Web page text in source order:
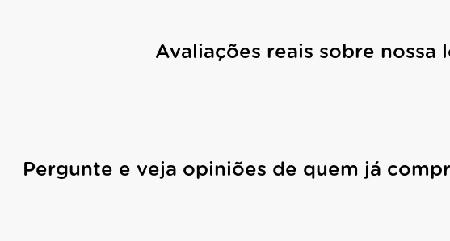
Avaliações reais sobre nossa
Pergunte e veja opiniões de quem já